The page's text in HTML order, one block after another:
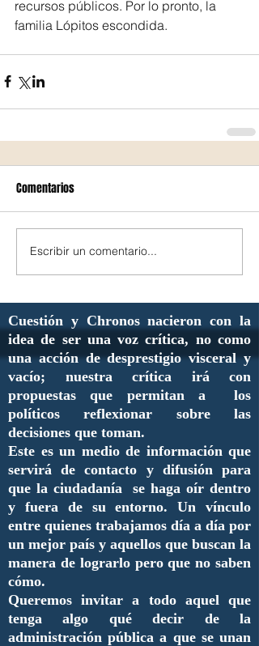
recursos públicos. Por lo pronto, la
familia Lópitos escondida.
Comentarios
Escribir un comentario...
Cuestión y Chronos nacieron con la
idea de ser una voz crítica, no como
una acción de desprestigio visceral y
vacío; nuestra crítica irá con
propuestas que permitan a los
políticos reflexionar sobre las
decisiones que toman.
Este es un medio de información que
servirá de contacto y difusión para
que la ciudadanía se haga oír dentro
y fuera de su entorno. Un vínculo
entre quienes trabajamos día a día por
un mejor país y aquellos que buscan la
manera de lograrlo pero que no saben
cómo.
Queremos invitar a todo aquel que
tenga algo qué decir de la
administración pública a que se unan